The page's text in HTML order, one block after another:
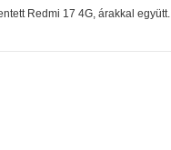
Redmi 17 4G, árakkal együtt.